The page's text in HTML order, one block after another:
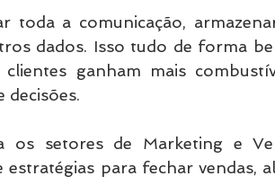
toda a comunicação,
dados. Isso tudo de forma
ganham mais
decisões.
os setores de Marketing e
estratégias para fechar vendas,